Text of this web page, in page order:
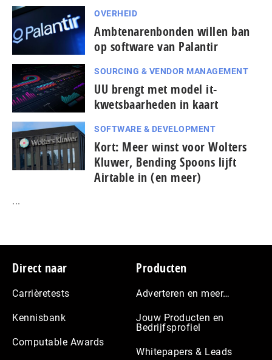
OVERHEID
Ambtenarenbonden willen ban
op software van Palantir
SOURCING & VENDOR MANAGEMENT
UU brengt met model it-
kwetsbaarheden in kaart
SOFTWARE & DEVELOPMENT
Kort: Meer winst voor Wolters
Kluwer, Bending Spoons lijft
Airtable in (en meer)
...
Footer
Direct naar
Carrièretests
Kennisbank
Computable Awards
Producten
Adverteren en meer…
Jouw Producten en
Bedrijfsprofiel
Whitepapers & Leads